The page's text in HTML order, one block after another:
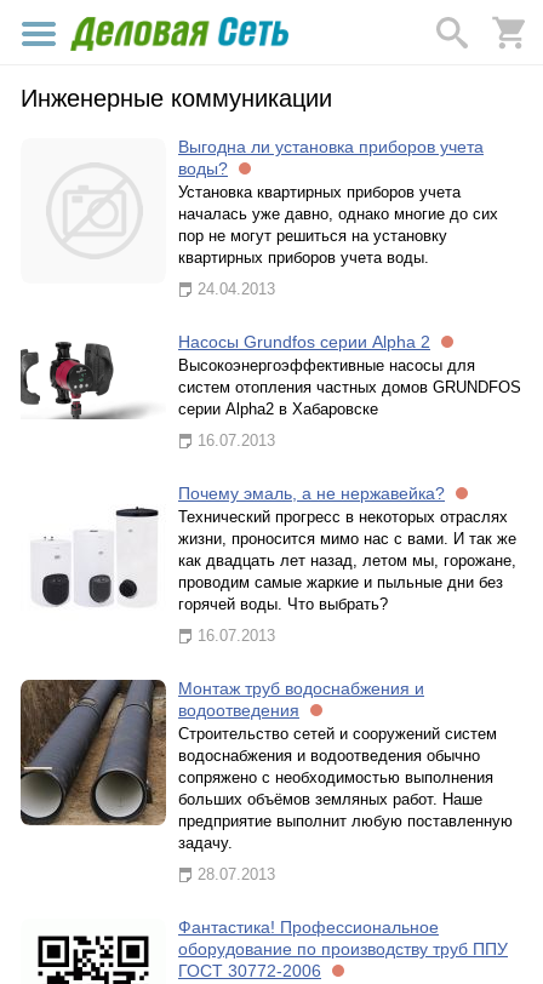
Инженерные коммуникации
Выгодна ли установка приборов учета
воды?
Установка квартирных приборов учета
началась уже давно, однако многие до сих
пор не могут решиться на установку
квартирных приборов учета воды.
24.04.2013
Насосы Grundfos серии Alpha 2
Высокоэнергоэффективные насосы для
систем отопления частных домов GRUNDFOS
серии Alpha2 в Хабаровске
16.07.2013
Почему эмаль, а не нержавейка?
Технический прогресс в некоторых отраслях
жизни, проносится мимо нас с вами. И так же
как двадцать лет назад, летом мы, горожане,
проводим самые жаркие и пыльные дни без
горячей воды. Что выбрать?
16.07.2013
Монтаж труб водоснабжения и
водоотведения
Строительство сетей и сооружений систем
водоснабжения и водоотведения обычно
сопряжено с необходимостью выполнения
больших объёмов земляных работ. Наше
предприятие выполнит любую поставленную
задачу.
28.07.2013
Фантастика! Профессиональное
оборудование по производству труб ППУ
ГОСТ 30772-2006